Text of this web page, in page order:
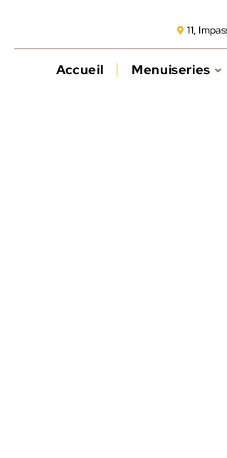
11,
Accueil Menuiseries